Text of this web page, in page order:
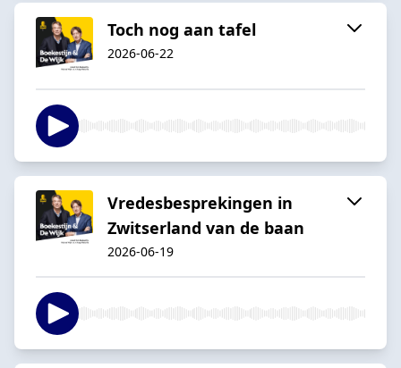
Toch nog aan tafel
2026-06-22
Vredesbesprekingen in
Zwitserland van de baan
2026-06-19